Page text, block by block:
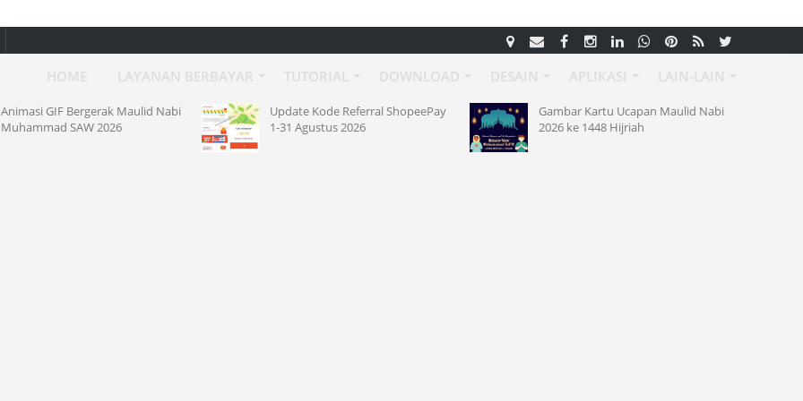
Animasi GIF Bergerak Maulid Nabi
Muhammad SAW 2026
Update Kode Referral ShopeePay
1-31 Agustus 2026
Gambar Kartu Ucapan Maulid Nabi
2026 ke 1448 Hijriah